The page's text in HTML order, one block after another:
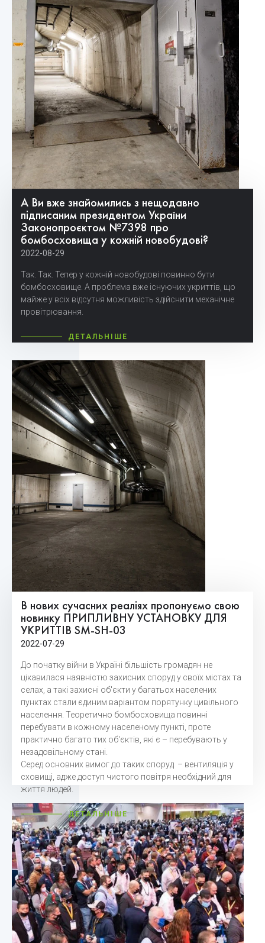
А Ви вже знайомились з нещодавно
підписаним президентом України
Законопроєктом №7398 про
бомбосховища у кожній новобудові?
2022-08-29
Так. Так. Тепер у кожній новобудові повинно бути
бомбосховище. А проблема вже існуючих укриттів, що
майже у всіх відсутня можливість здійснити механічне
провітрювання.
ДЕТАЛЬНІШЕ
В нових сучасних реаліях пропонуємо свою
новинку ПРИПЛИВНУ УСТАНОВКУ ДЛЯ
УКРИТТІВ SM-SH-03
2022-07-29
До початку війни в Україні більшість громадян не
цікавилася наявністю захисних споруд у своїх містах та
селах, а такі захисні об'єкти у багатьох населених
пунктах стали єдиним варіантом порятунку цивільного
населення. Теоретично бомбосховища повинні
перебувати в кожному населеному пункті, проте
практично багато тих об'єктів, які є – перебувають у
незадовільному стані.
Серед основних вимог до таких споруд – вентиляція у
сховищі, адже доступ чистого повітря необхідний для
життя людей.
ДЕТАЛЬНІШЕ